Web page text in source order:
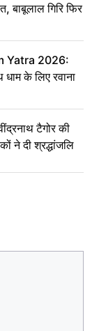
बाबूलाल गिरि फिर
Yatra 2026:
के लिए रवाना
टैगोर की
ने दी श्रद्धांजलि